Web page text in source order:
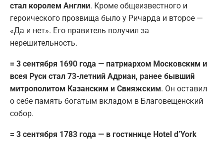
стал королем Англии. Кроме общеизвестного и
героического прозвища было у Ричарда и второе —
«Да и нет». Его правитель получил за
нерешительность.
= 3 сентября 1690 года — патриархом Московским и
всея Руси стал 73-летний Адриан, ранее бывший
митрополитом Казанским и Свияжским. Он оставил
о себе память богатым вкладом в Благовещенский
собор.
= 3 сентября 1783 года — в гостинице Hotel d’York